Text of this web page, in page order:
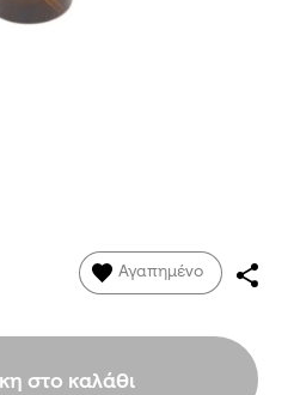
Αγαπημένο
στο καλάθι